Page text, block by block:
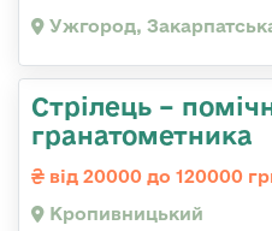
Ужгород,
Стрілець –
гранатометника
від 20000 до 120000
Кропивницький